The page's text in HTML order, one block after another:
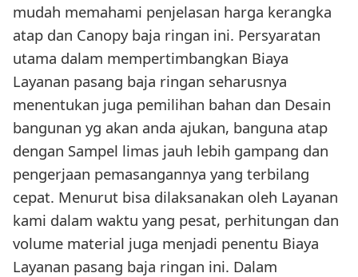
mudah memahami penjelasan harga kerangka
atap dan Canopy baja ringan ini. Persyaratan
utama dalam mempertimbangkan Biaya
Layanan pasang baja ringan seharusnya
menentukan juga pemilihan bahan dan Desain
bangunan yg akan anda ajukan, banguna atap
dengan Sampel limas jauh lebih gampang dan
pengerjaan pemasangannya yang terbilang
cepat. Menurut bisa dilaksanakan oleh Layanan
kami dalam waktu yang pesat, perhitungan dan
volume material juga menjadi penentu Biaya
Layanan pasang baja ringan ini. Dalam